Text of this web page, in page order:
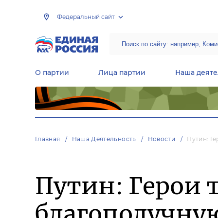
Федеральный сайт
О партии Лица партии Наша
Главная Наша Деятельность Новости Путин:
Путин: Герои